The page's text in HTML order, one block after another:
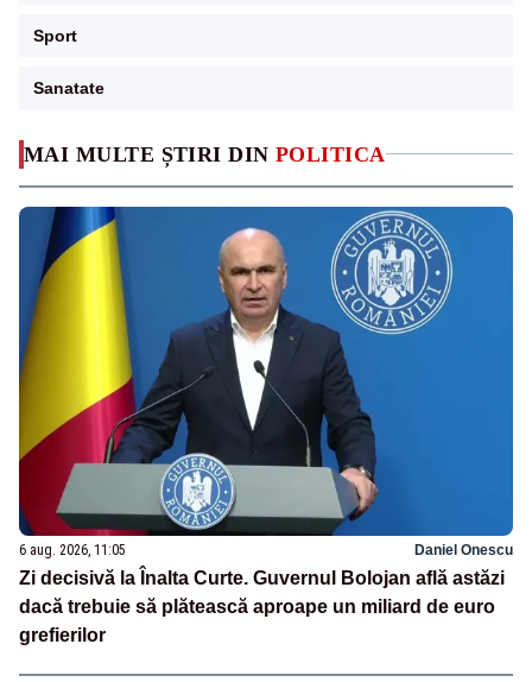
MAI MULTE ȘTIRI DIN POLITICA
6 aug. 2026, 11:05 Daniel Onescu
Zi decisivă la Înalta Curte. Guvernul Bolojan află astăzi
dacă trebuie să plătească aproape un miliard de euro
grefierilor
Sport
Sanatate